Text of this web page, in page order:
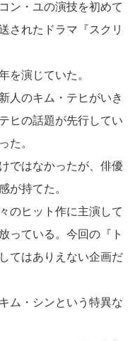
ン・ユの演技を初めて
されたドラマ『スクリ
を演じていた。
人のキム・テヒがいき
ヒの話題が先行してい
た。
ではなかったが、俳優
が持てた。
のヒット作に主演して
っている。今回の『ト
てはありえない企画だ
ム・シンという特異な